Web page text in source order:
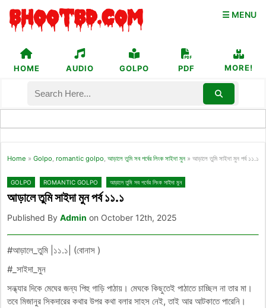
☰ MENU
HOME AUDIO GOLPO PDF MORE!
Home » Golpo, romantic golpo, আড়ালে তুমি সব পর্বের লিংক সাইদা মুন » আড়ালে তুমি সাইদা মুন পর্ব ১১.১
GOLPO ROMANTIC GOLPO আড়ালে তুমি সব পর্বের লিংক সাইদা মুন
আড়ালে তুমি সাইদা মুন পর্ব ১১.১
Published By Admin on October 12th, 2025
#আড়ালে_তুমি |১১.১| (বোনাস )
#_সাইদা_মুন
সন্ধ্যার দিকে মেঘের জন্য পিহু গাড়ি পাঠায়। মেঘকে কিছুতেই পাঠাতে চাচ্ছিল না তার মা।
তবে মিজানুর সিকদারের কথার উপর কথা বলার সাহস নেই, তাই আর আটকাতে পারেনি।